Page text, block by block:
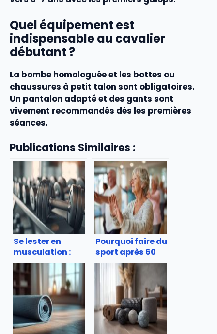
Quel équipement est
indispensable au cavalier
débutant ?
La bombe homologuée et les bottes ou
chaussures à petit talon sont obligatoires.
Un pantalon adapté et des gants sont
vivement recommandés dès les premières
séances.
Publications Similaires :
Se lester en
musculation :
pourquoi
comment et
quand ?
Pourquoi faire du
sport après 60
ans ?